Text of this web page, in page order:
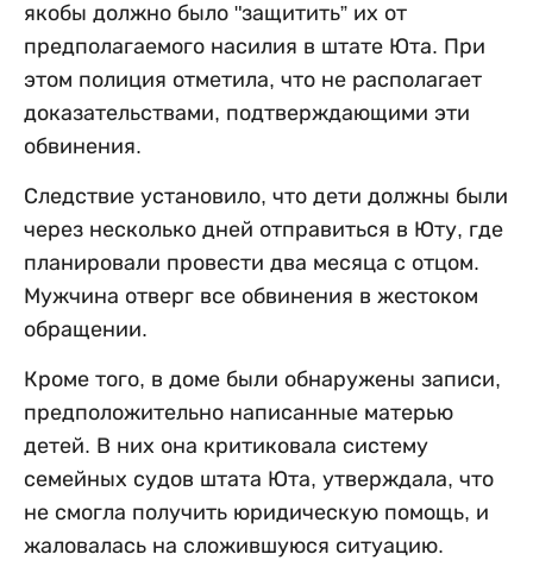
якобы должно было "защитить” их от
предполагаемого насилия в штате Юта. При
этом полиция отметила, что не располагает
доказательствами, подтверждающими эти
обвинения.
Следствие установило, что дети должны были
через несколько дней отправиться в Юту, где
планировали провести два месяца с отцом.
Мужчина отверг все обвинения в жестоком
обращении.
Кроме того, в доме были обнаружены записи,
предположительно написанные матерью
детей. В них она критиковала систему
семейных судов штата Юта, утверждала, что
не смогла получить юридическую помощь, и
жаловалась на сложившуюся ситуацию.